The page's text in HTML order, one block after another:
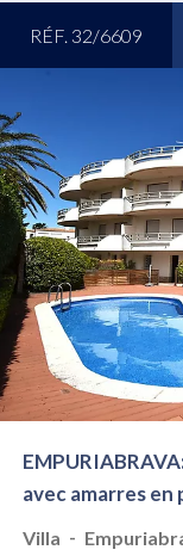
RÉF. 32/6609
avec amarres en
Villa -